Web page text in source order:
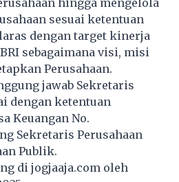
sesuai ketentuan
dengan target kinerja
sebagaimana visi, misi
Perusahaan.
jawab Sekretaris
dengan ketentuan
Keuangan No.
Sekretaris Perusahaan
Publik.
di jogjaaja.com oleh